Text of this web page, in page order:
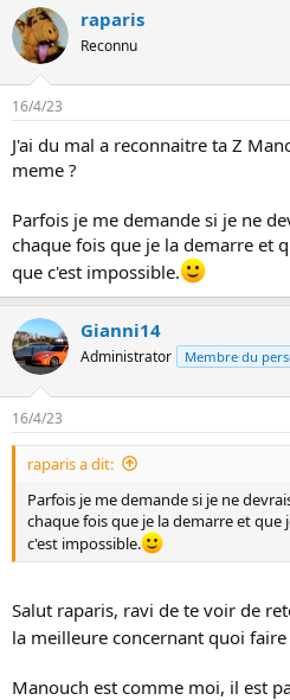
raparis
Reconnu
16/4/23
J'ai du mal a reconnaitre ta Z
meme ?
Parfois je me demande si je ne
chaque fois que je la demarre et
que c'est impossible.
Gianni14
Administrator Membre du
16/4/23
raparis a dit:
Parfois je me demande si je ne
chaque fois que je la demarre et que
c'est impossible.
Salut raparis, ravi de te voir de
la meilleure concernant quoi faire
Manouch est comme moi, il est